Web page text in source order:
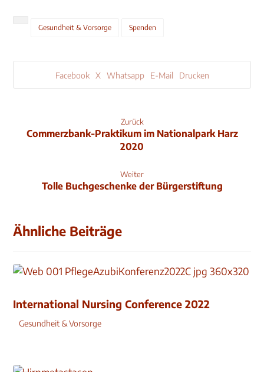
Gesundheit & Vorsorge Spenden
Facebook X Whatsapp E-Mail Drucken
Zurück
Commerzbank-Praktikum im Nationalpark Harz
2020
Weiter
Tolle Buchgeschenke der Bürgerstiftung
Ähnliche Beiträge
International Nursing Conference 2022
Gesundheit & Vorsorge